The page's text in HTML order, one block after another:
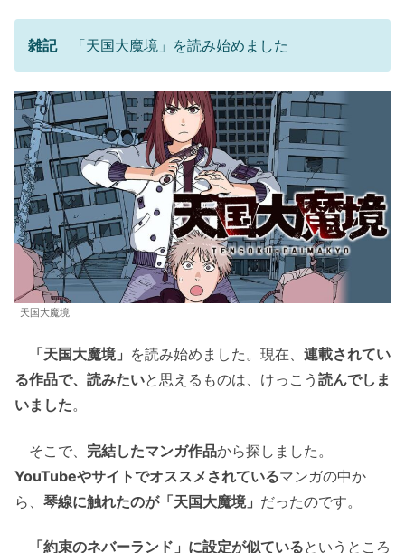
雑記「天国大魔境」を読み始めました
天国大魔境
「天国大魔境」 を読み始めました。現在、 連載されてい
る作品で、読みたいと思えるものは、けっこう 読んでしま
いました。
そこで、 完結したマンガ作品から探しました。
YouTubeやサイトでオススメされているマンガの中か
ら、 琴線に触れたのが「天国大魔境」 だったのです。
「約束のネバーランド」に設定が似ているというところ